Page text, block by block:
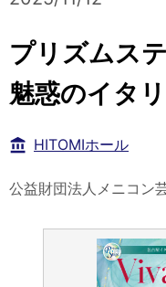
プリズムス
魅惑のイタ
HITOMIホール
公益財団法人メニコン